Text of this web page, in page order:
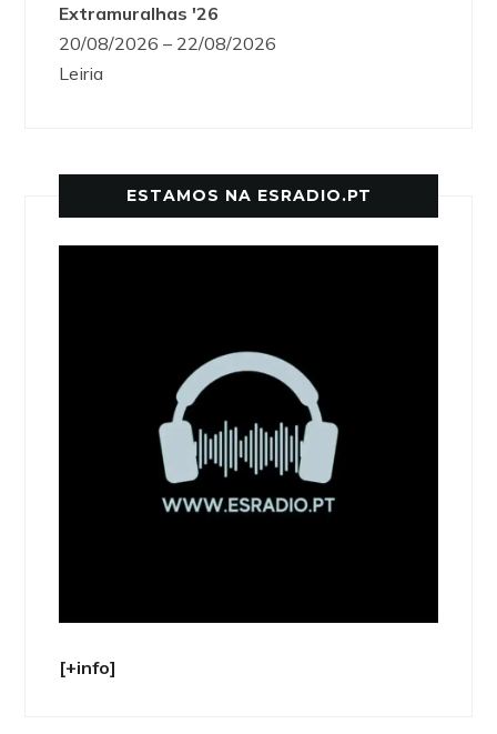
Extramuralhas '26
20/08/2026 – 22/08/2026
Leiria
ESTAMOS NA ESRADIO.PT
[+info]